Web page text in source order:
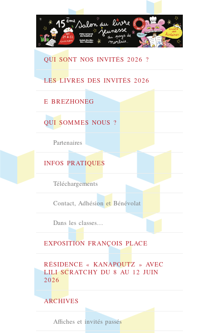
QUI SONT NOS INVITÉS 2026 ?
LES LIVRES DES INVITÉS 2026
E BREZHONEG
QUI SOMMES NOUS ?
Partenaires
INFOS PRATIQUES
Téléchargements
Contact, Adhésion et Bénévolat
Dans les classes…
EXPOSITION FRANÇOIS PLACE
RÉSIDENCE « KANAPOUTZ » AVEC
LILI SCRATCHY DU 8 AU 12 JUIN
2026
ARCHIVES
Affiches et invités passés